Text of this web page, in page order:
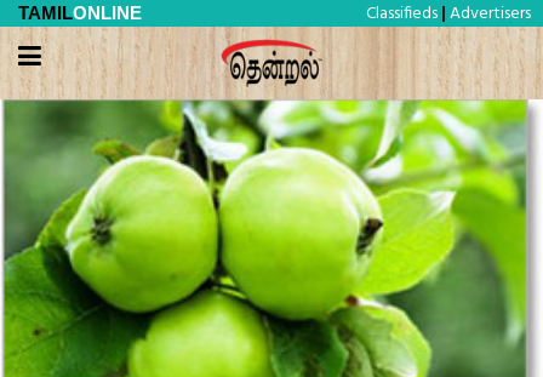
TAMILONLINE Classifieds | Advertisers